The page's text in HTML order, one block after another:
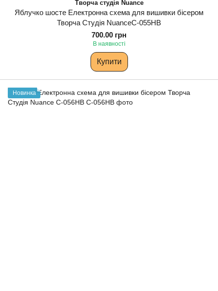
Творча студія Nuance
Яблучко шосте Електронна схема для вишивки бісером
Творча Студія NuanceС-055НВ
700.00 грн
В наявності
Купити
Новинка